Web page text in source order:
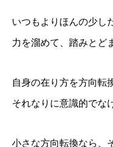
いつもよりほんの少し
力を溜めて、踏みとど
自身の在り方を方向転
それなりに意識的でな
小さな方向転換なら、